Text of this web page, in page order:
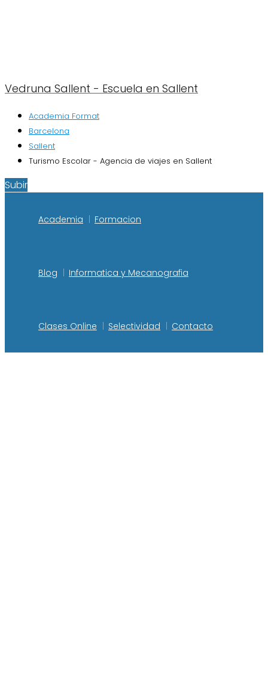
Vedruna Sallent - Escuela en Sallent
Academia Format
Barcelona
Sallent
Turismo Escolar - Agencia de viajes en Sallent
Subir
Academia Formacion
Blog Informatica y Mecanografia
Clases Online Selectividad Contacto